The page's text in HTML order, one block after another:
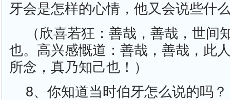
牙会是怎样的心情，他又会说些什
（欣喜若狂：善哉，善哉，世间
也。高兴感慨道：善哉，善哉，此
所念，真乃知己也！）
8、你知道当时伯牙怎么说的吗？